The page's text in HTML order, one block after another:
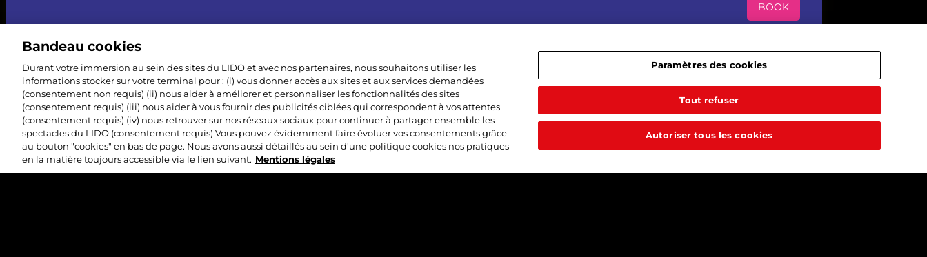
BOOK
Bandeau cookies
Durant votre immersion au sein des sites du LIDO et avec nos partenaires, nous souhaitons utiliser les
informations stocker sur votre terminal pour : (i) vous donner accès aux sites et aux services demandées
(consentement non requis) (ii) nous aider à améliorer et personnaliser les fonctionnalités des sites
(consentement requis) (iii) nous aider à vous fournir des publicités ciblées qui correspondent à vos attentes
(consentement requis) (iv) nous retrouver sur nos réseaux sociaux pour continuer à partager ensemble les
spectacles du LIDO (consentement requis) Vous pouvez évidemment faire évoluer vos consentements grâce
au bouton "cookies" en bas de page. Nous avons aussi détaillés au sein d'une politique cookies nos pratiques
en la matière toujours accessible via le lien suivant. Mentions légales
Paramètres des cookies
Tout refuser
Autoriser tous les cookies